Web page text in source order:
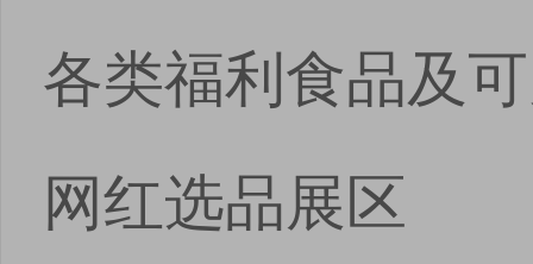
各类福利食品及
网红选品展区